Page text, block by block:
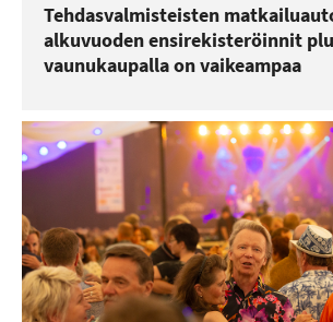
Tehdasvalmisteisten
alkuvuoden ensirekisteröinnit
vaunukaupalla on vaikeampaa